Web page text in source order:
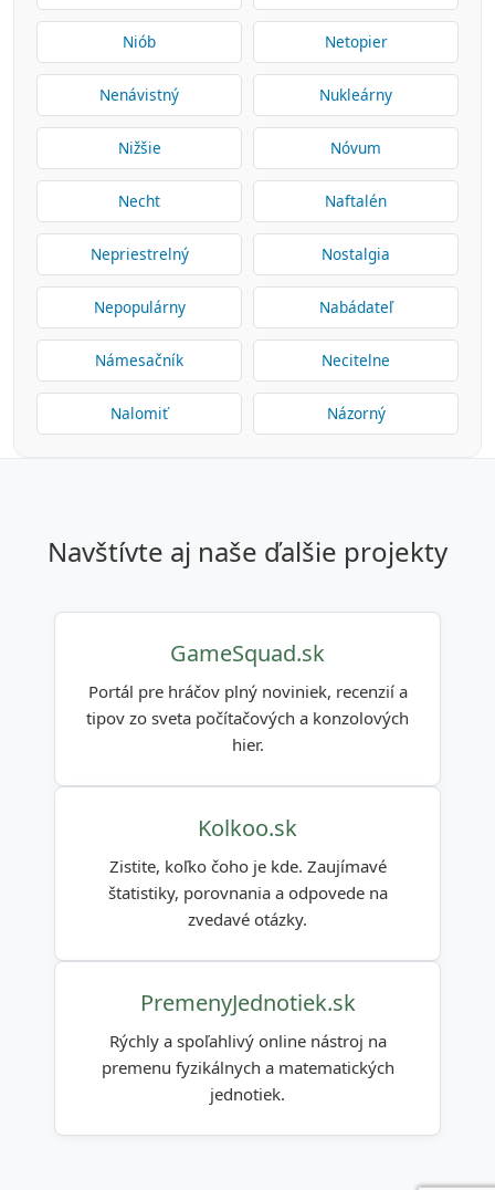
Niób Netopier
Nenávistný Nukleárny
Nižšie Nóvum
Necht Naftalén
Nepriestrelný Nostalgia
Nepopulárny Nabádateľ
Námesačník Necitelne
Nalomiť Názorný
navštívte aj naše ďalšie projekty
GameSquad.sk
Portál pre hráčov plný noviniek, recenzií a
tipov zo sveta počítačových a konzolových
hier.
Kolkoo.sk
Zistite, koľko čoho je kde. Zaujímavé
štatistiky, porovnania a odpovede na
zvedavé otázky.
PremenyJednotiek.sk
Rýchly a spoľahlivý online nástroj na
premenu fyzikálnych a matematických
jednotiek.